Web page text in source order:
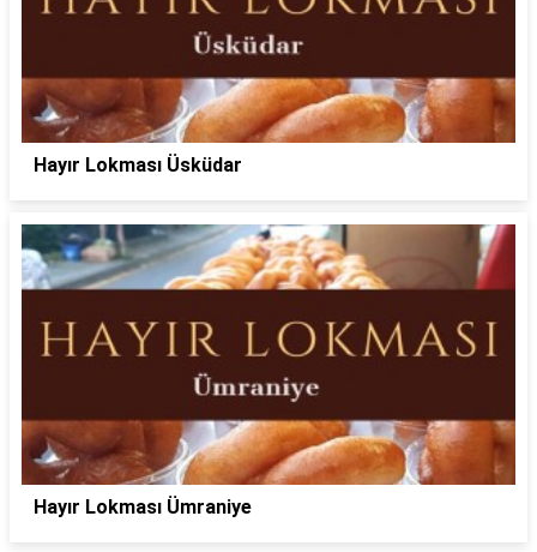
Hayır Lokması Üsküdar
Hayır Lokması Ümraniye